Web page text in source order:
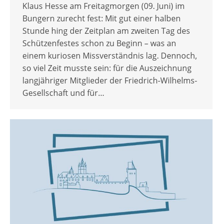
Klaus Hesse am Freitagmorgen (09. Juni) im
Bungern zurecht fest: Mit gut einer halben
Stunde hing der Zeitplan am zweiten Tag des
Schützenfestes schon zu Beginn – was an
einem kuriosen Missverständnis lag. Dennoch,
so viel Zeit musste sein: für die Auszeichnung
langjähriger Mitglieder der Friedrich-Wilhelms-
Gesellschaft und für…